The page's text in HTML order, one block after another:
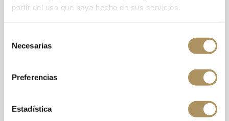
partir del uso que haya hecho de sus servicios.
Necesarias
Preferencias
Estadística
MARIDAJE
Platos sazonados, guisos, asados
Vista:color rojo granate bien cubierto con tonos
de zarza,…) y también a ciertos tonos especiados.
es estructurado, largo con láminas firmes pero
redondas, lo que asegura una excelente guarda.